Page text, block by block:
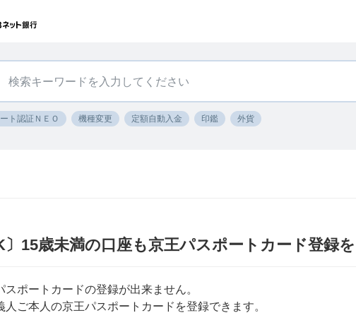
ト認証ＮＥＯ 機種変更 定額自動入金 印鑑 外貨
〕15歳未満の口座も京王パスポートカード登録
ポートカードの登録が出来ません。
ご本人の京王パスポートカードを登録できます。